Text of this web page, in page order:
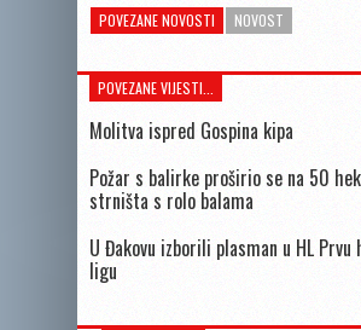
POVEZANE NOVOSTI NOVOST
POVEZANE VIJESTI...
Molitva ispred Gospina kipa
Požar s balirke proširio se na 50
strništa s rolo balama
U Đakovu izborili plasman u HL Prvu
ligu